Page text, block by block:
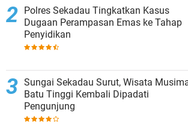
Polres Sekadau Tingkatkan Kasus
Dugaan Perampasan Emas ke Tahap
Penyidikan
Sungai Sekadau Surut, Wisata
Batu Tinggi Kembali Dipadati
Pengunjung